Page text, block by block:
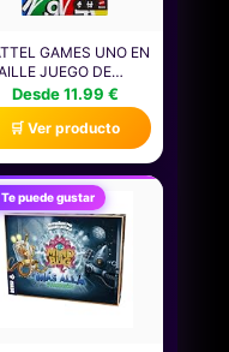
GAMES UNO EN
JUEGO DE
CON BARAJA
PARA
CIEGAS Y
BAJA VISIÓN, APTO
NIÑOS Y NIÑAS, Y
NOCHES DE
EN FAMILIA Y
JMK87
Desde 11.99 €
🛒 Ver producto
Te puede gustar